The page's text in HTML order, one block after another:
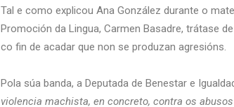
Tal e como explicou Ana González durante o
Promoción da Lingua, Carmen Basadre, trátase
co fin de acadar que non se produzan agresións.
Pola súa banda, a Deputada de Benestar e
violencia machista, en concreto, contra os